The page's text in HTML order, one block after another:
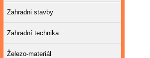
Zahradni stavby
Zahradní technika
Železo-materiál